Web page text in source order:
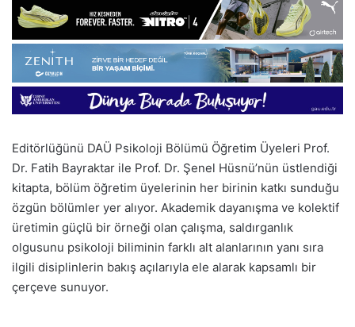
Editörlüğünü DAÜ Psikoloji Bölümü Öğretim Üyeleri Prof.
Dr. Fatih Bayraktar ile Prof. Dr. Şenel Hüsnü’nün üstlendiği
kitapta, bölüm öğretim üyelerinin her birinin katkı sunduğu
özgün bölümler yer alıyor. Akademik dayanışma ve kolektif
üretimin güçlü bir örneği olan çalışma, saldırganlık
olgusunu psikoloji biliminin farklı alt alanlarının yanı sıra
ilgili disiplinlerin bakış açılarıyla ele alarak kapsamlı bir
çerçeve sunuyor.